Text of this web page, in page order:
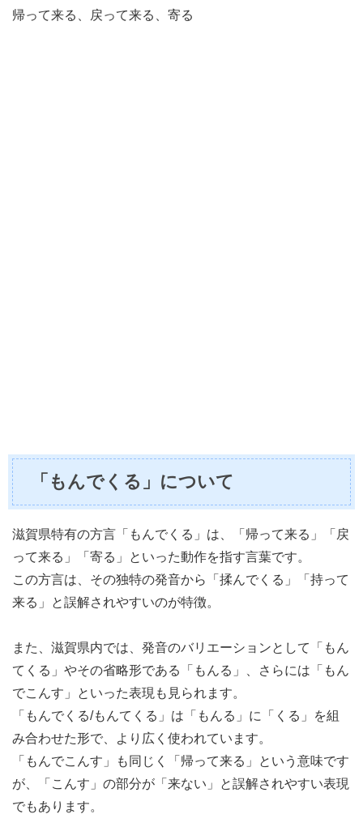
帰って来る、戻って来る、寄る
「もんでくる」について
滋賀県特有の方言「もんでくる」は、「帰って来る」「戻
って来る」「寄る」といった動作を指す言葉です。
この方言は、その独特の発音から「揉んでくる」「持って
来る」と誤解されやすいのが特徴。
また、滋賀県内では、発音のバリエーションとして「もん
てくる」やその省略形である「もんる」、さらには「もん
でこんす」といった表現も見られます。
「もんでくる/もんてくる」は「もんる」に「くる」を組
み合わせた形で、より広く使われています。
「もんでこんす」も同じく「帰って来る」という意味です
が、「こんす」の部分が「来ない」と誤解されやすい表現
でもあります。